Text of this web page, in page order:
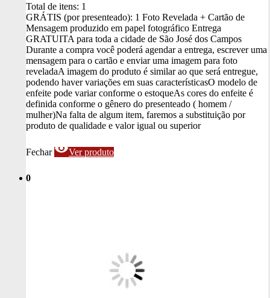
Total de itens: 1
GRÁTIS (por presenteado): 1 Foto Revelada + Cartão de
Mensagem produzido em papel fotográfico Entrega
GRATUITA para toda a cidade de São José dos Campos
Durante a compra você poderá agendar a entrega, escrever uma
mensagem para o cartão e enviar uma imagem para foto
reveladaA imagem do produto é similar ao que será entregue,
podendo haver variações em suas característicasO modelo de
enfeite pode variar conforme o estoqueAs cores do enfeite é
definida conforme o gênero do presenteado ( homem /
mulher)Na falta de algum item, faremos a substituição por
produto de qualidade e valor igual ou superior
Fechar visibilityVer produto
0